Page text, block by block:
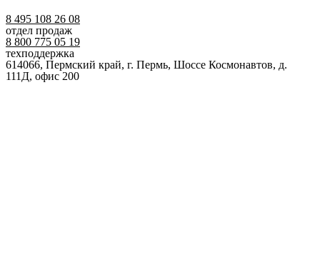
8 495 108 26 08
отдел продаж
8 800 775 05 19
техподдержка
614066, Пермский край, г. Пермь, Шоссе Космонавтов, д.
111Д, офис 200